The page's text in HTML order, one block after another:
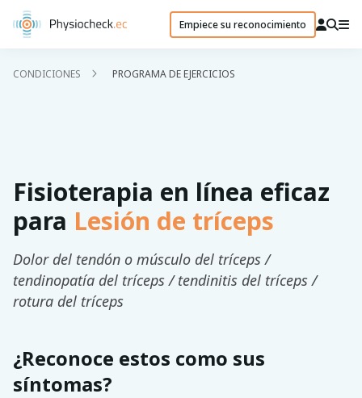
Empiece su reconocimiento
CONDICIONES PROGRAMA DE EJERCICIOS
Fisioterapia en línea eficaz
para Lesión de tríceps
Dolor del tendón o músculo del tríceps /
tendinopatía del tríceps / tendinitis del tríceps /
rotura del tríceps
¿Reconoce estos como sus
síntomas?